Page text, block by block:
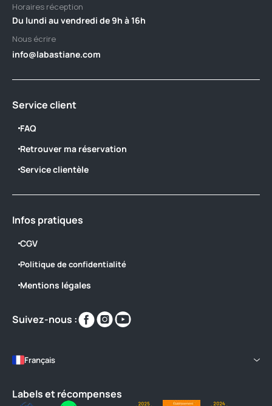
Horaires réception
Du lundi au vendredi de 9h à 16h
Nous écrire
info@labastiane.com
Service client
FAQ
Retrouver ma réservation
Service clientèle
Infos pratiques
CGV
Politique de confidentialité
Mentions légales
Suivez-nous :
Retrouvez-
nous
https://www.facebook.com/labastiane/
Retrouvez-
nous
https://www.instagram.com/
https://www.youtube.com/
Français
Labels et récompenses